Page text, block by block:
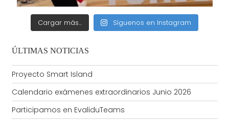
Cargar más... Síguenos en Instagram
ÚLTIMAS NOTICIAS
Proyecto Smart Island
Calendario exámenes extraordinarios Junio 2026
Participamos en EvaliduTeams